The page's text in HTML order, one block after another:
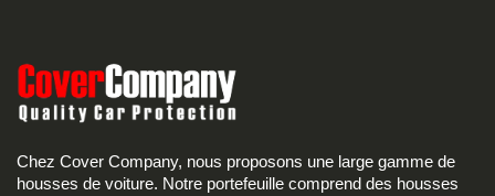
Chez Cover Company, nous proposons une large gamme de
housses de voiture. Notre portefeuille comprend des housses